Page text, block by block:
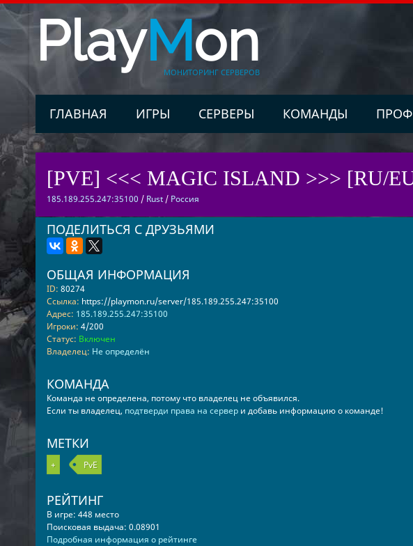
PlayMon
МОНИТОРИНГ СЕРВЕРОВ
ГЛАВНАЯ ИГРЫ СЕРВЕРЫ КОМАНДЫ
[PVE] <<< MAGIC ISLAND >>> [RU/
185.189.255.247:35100 / Rust/ Россия
ПОДЕЛИТЬСЯ С ДРУЗЬЯМИ
ОБЩАЯ ИНФОРМАЦИЯ
ID: 80274
Ссылка: https://playmon.ru/server/185.189.255.247:35100
Адрес: 185.189.255.247:35100
Игроки: 4/200
Статус: Включен
Владелец: Не определён
КОМАНДА
Команда не определена, потому что владелец не объявился.
Если ты владелец, подтверди права на сервери добавь информацию о команде!
МЕТКИ
+ PvE
РЕЙТИНГ
В игре: 448 место
Поисковая выдача: 0.08901
Подробная информация о рейтинге